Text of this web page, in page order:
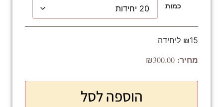
כמות
₪15 ליחידה
₪300.00
הוספה לסל